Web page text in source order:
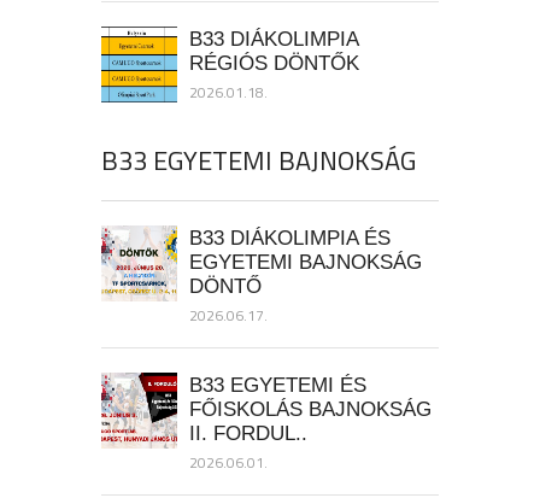
B33 DIÁKOLIMPIA
RÉGIÓS DÖNTŐK
2026.01.18.
B33 EGYETEMI BAJNOKSÁG
B33 DIÁKOLIMPIA ÉS
EGYETEMI BAJNOKSÁG
DÖNTŐ
2026.06.17.
B33 EGYETEMI ÉS
FŐISKOLÁS BAJNOKSÁG
II. FORDUL..
2026.06.01.